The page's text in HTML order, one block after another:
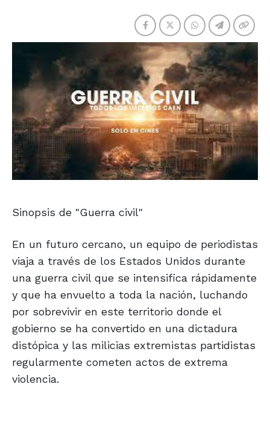
Sinopsis de "Guerra civil"
En un futuro cercano, un equipo de periodistas
viaja a través de los Estados Unidos durante
una guerra civil que se intensifica rápidamente
y que ha envuelto a toda la nación, luchando
por sobrevivir en este territorio donde el
gobierno se ha convertido en una dictadura
distópica y las milicias extremistas partidistas
regularmente cometen actos de extrema
violencia.